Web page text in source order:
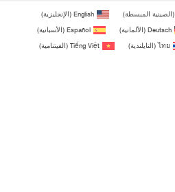
(الصينية المبسطة)
English
(الإنجليزية)
Deutsch
(الألمانية)
Español
(الأسبانية)
ไทย
(التايلندية)
Tiếng Việt
(الفيتنامية)